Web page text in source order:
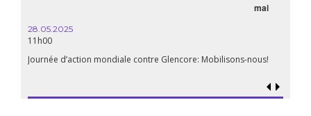
mai
28.05.2025
11h00
Journée d’action mondiale contre Glencore: Mobilisons-nous!